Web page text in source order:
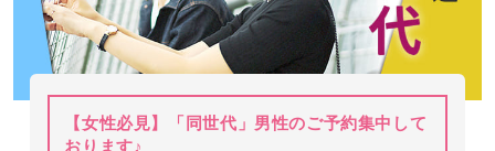
【女性必見】「同世代」男性のご予約集中して
おります♪